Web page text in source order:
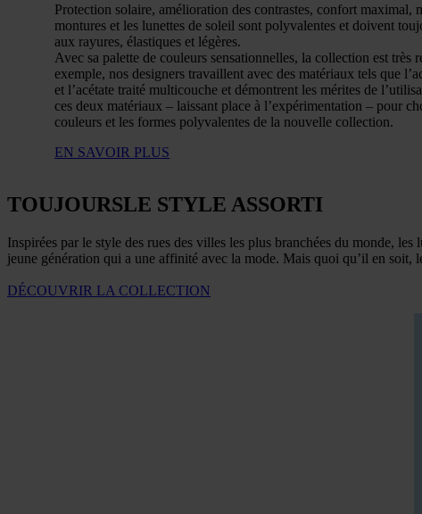
Protection solaire, amélioration des contrastes, confort maximal,
montures et les lunettes de soleil sont polyvalentes et doivent
aux rayures, élastiques et légères.
Avec sa palette de couleurs sensationnelles, la collection est très
exemple, nos designers travaillent avec des matériaux tels que
et l’acétate traité multicouche et démontrent les mérites de
ces deux matériaux – laissant place à l’expérimentation – pour
couleurs et les formes polyvalentes de la nouvelle collection.
EN SAVOIR PLUS
TOUJOURSLE STYLE ASSORTI
Inspirées par le style des rues des villes les plus branchées du monde,
jeune génération qui a une affinité avec la mode. Mais quoi qu’il en soit,
DÉCOUVRIR LA COLLECTION